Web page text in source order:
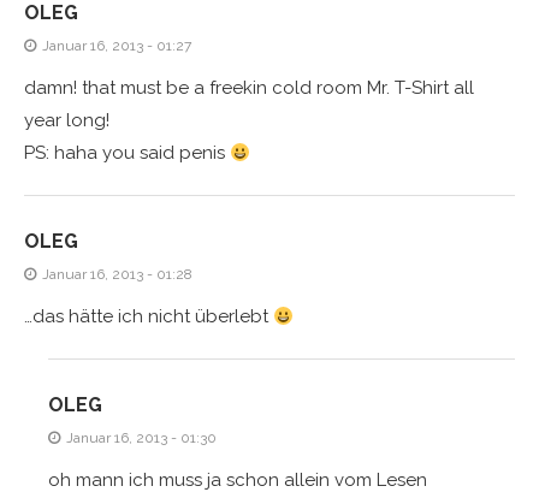
OLEG
Januar 16, 2013 - 01:27
damn! that must be a freekin cold room Mr. T-Shirt all
year long!
PS: haha you said penis
OLEG
Januar 16, 2013 - 01:28
…das hätte ich nicht überlebt
OLEG
Januar 16, 2013 - 01:30
oh mann ich muss ja schon allein vom Lesen